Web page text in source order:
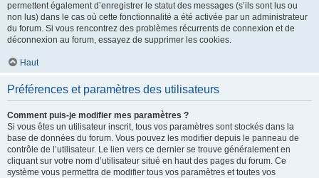
permettent également d’enregistrer le statut des messages (s’ils sont lus ou
non lus) dans le cas où cette fonctionnalité a été activée par un administrateur
du forum. Si vous rencontrez des problèmes récurrents de connexion et de
déconnexion au forum, essayez de supprimer les cookies.
Haut
Préférences et paramètres des utilisateurs
Comment puis-je modifier mes paramètres ?
Si vous êtes un utilisateur inscrit, tous vos paramètres sont stockés dans la
base de données du forum. Vous pouvez les modifier depuis le panneau de
contrôle de l’utilisateur. Le lien vers ce dernier se trouve généralement en
cliquant sur votre nom d’utilisateur situé en haut des pages du forum. Ce
système vous permettra de modifier tous vos paramètres et toutes vos